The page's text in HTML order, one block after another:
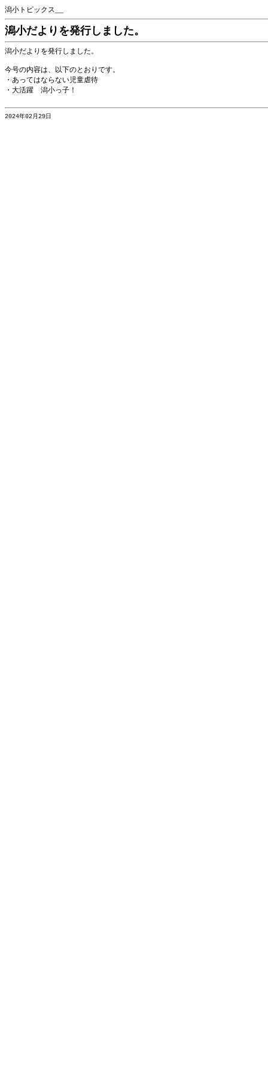
潟小トピックス__
潟小だよりを発行しました。
潟小だよりを発行しました。
今号の内容は、以下のとおりです。
・あってはならない児童虐待
・大活躍 潟小っ子！
2024年02月29日